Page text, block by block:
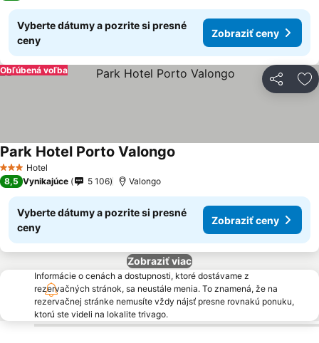
Vyberte dátumy a pozrite si presné
ceny
Zobraziť ceny
Zdieľať
Obľúbená voľba
3 Počet hviezdičiek
Hotel
Park Hotel Porto Valongo
8,5 Vynikajúce 5 106 Valongo
Vyberte dátumy a pozrite si presné
ceny
Zobraziť ceny
Zobraziť viac
Informácie o cenách a dostupnosti, ktoré dostávame z
rezervačných stránok, sa neustále menia. To znamená, že na
rezervačnej stránke nemusíte vždy nájsť presne rovnakú ponuku,
ktorú ste videli na lokalite trivago.